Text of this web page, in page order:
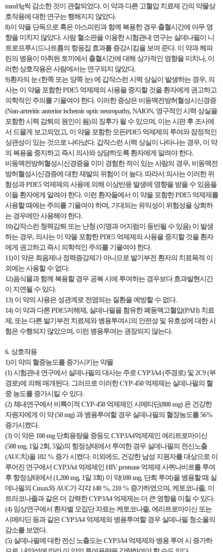
mmHg씩 감소한 것이 관찰되었다. 이 약과 다른 고혈압 치료제 간의 약물상
호작용에 대한 연구는 행해지지 않았다.
8)이 약을 단독으로 혹은 아스피린과 함께 복용한 경우 출혈시간에 아무 영
향을 미치지 않았다. 사람 혈소판을 이용한 시험관내 연구는 실데나필이 니
트로프루시드나트륨의 항응집 효과를 증강시킴을 보여 준다. 이 약과 헤파
린의 병용이 마취된 토끼에서 출혈시간에 대해 상가적인 영향을 미치나, 이
러한 상호작용은 사람에서는 연구되지 않았다.
9)환자의 눈 (한쪽 또는 양쪽 눈) 에 갑작스런 시력 상실이 발생하는 경우, 의
사는 이 약을 포함한 PDE5 억제제의 사용을 중지할 것을 환자에게 권고하고
의학적인 주의를 기울여야 한다. 이러한 증상은 비동맥전방허혈성시신경증
(Non-arteritic anterior ischemic optic neuropathy, NAION, 영구적인 시력 상실을
포함한 시력 감퇴의 원인이 됨)의 징후가 될 수 있으며, 이는 시판 후 조사에
서 드물게 보고되었고, 이 약을 포함한 모든PDE5 억제제의 투여와 잠정적인
상관성이 있는 것으로 나타났다. 갑작스런 시력 상실이 나타나는 경우, 이 약
의 복용을 중지하고 즉시 의사와 상담하도록 환자에게 알려야 한다.
비동맥전방허혈성시신경증을 이미 경험한 적이 있는 사람의 경우, 비동맥전
방허혈성시신경증에 대한 재발의 위험이 더 높다. 따라서 의사는 이러한 위
험성과 PDE5 억제제의 사용에 의해 이상반응 발생에 영향을 받을 수 있음을
이들 환자에게 알려야 한다. 이런 환자들에서 이 약을 포함한 PDE5 억제제를
사용할 때에는 주의를 기울여야 하며, 기대되는 유익성이 위험성을 상회하
는 경우에만 사용해야 한다.
10)갑작스런 청력감퇴 또는 난청 (이명과 어지럼이 동반될 수 있음) 이 발생
하는 경우, 의사는 이 약을 포함한 PDE5 억제제의 사용을 중지할 것을 환자
에게 권고하고 즉시 의학적인 주의를 기울여야 한다.
11)이 약은 최음제나 정력증강제가 아니므로 발기부전 환자의 치료목적 이
외에는 사용할 수 없다.
12)음식물과 함께 복용할 경우 공복 시에 투여하는 경우보다 효과발현시간
이 지연될 수 있다.
13) 이 약의 사용은 성관계로 전염되는 질환을 예방할 수 없다.
14) 이 약과 다른 PDE5저해제, 실데나필을 함유한 폐동맥고혈압(PAH) 치료
제, 또는 다른 발기부전 치료제와 병용투여시의 안전성 및 유효성에 대한 시
험은 수행되지 않았으며, 이런 병용투여는 권장되지 않는다.
6. 상호작용
1)이 약의 혈중농도를 증가시키는 약물
(1) 시험관내 연구에서 실데나필의 대사는 주로 CYP3A4 (주경로) 및 2C9 (부
경로)에 의해 매개된다. 그러므로 이러한 CYP-450 억제제는 실데나필의 혈
중 농도를 증가시킬 수 있다.
(2) 체내연구에서 비특이적 CYP-450 억제제인 시메티딘(800 mg) 은 건강한
자원자에게 이 약 (50 mg) 과 병용투여할 경우 실데나필의 혈장농도를 56%
증가시켰다.
(3) 이 약은 100 mg 단회용량을 중등도 CYP3A4억제제인 에리트로마이신
(500 mg, 1일 2회, 5일)의 항정상태에서 투여한 경우 실데나필의 전신노출
(AUC치)을 182 % 증가 시켰다. 이외에도, 건강한 남성 지원자를 대상으로 이
루어진 연구에서 CYP3A4 억제제인 HIV protease 억제제 사퀴나비르를 투여
후 항정상태에서 (1,200 mg, 1일 3회) 이 약(100 mg, 단회 투여)을 병용할 때 실
데나필의 Cmax와 AUC가 각각 140 %, 210 % 증가하였으며, 케토코나졸, 이
트라코나졸과 같은 더 강력한 CYP3A4 억제제는 더 큰 영향을 미칠 수 있다.
(4) 임상연구에서 환자별 모집단 자료는 케토코나졸, 에리트로마이신 또는
시메티딘 등과 같은 CYP3A4 억제제와 병용투여할 경우 실데나필 청소율의
감소를 보였다.
(5) 실데나필에 대한 전신 노출도는 CYP3A4 억제제와 병용 투여 시 증가하